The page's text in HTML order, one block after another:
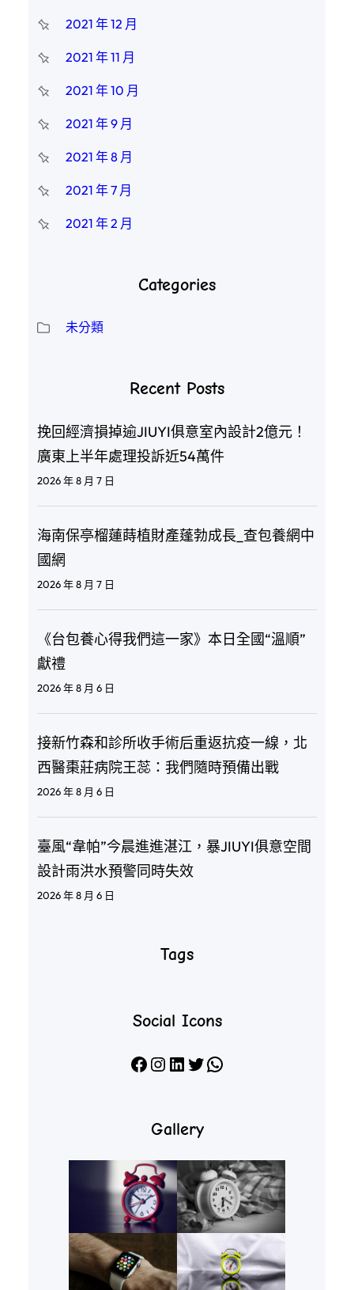
2021 年 12 月
2021 年 11 月
2021 年 10 月
2021 年 9 月
2021 年 8 月
2021 年 7 月
2021 年 2 月
Categories
未分類
Recent Posts
挽回經濟損掉逾JIUYI俱意室內設計2億元！
廣東上半年處理投訴近54萬件
2026 年 8 月 7 日
海南保亭榴蓮蒔植財產蓬勃成長_查包養網中
國網
2026 年 8 月 7 日
《台包養心得我們這一家》本日全國“溫順”
獻禮
2026 年 8 月 6 日
接新竹森和診所收手術后重返抗疫一線，北
西醫棗莊病院王蕊：我們隨時預備出戰
2026 年 8 月 6 日
臺風“韋帕”今晨進進湛江，暴JIUYI俱意空間
設計雨洪水預警同時失效
2026 年 8 月 6 日
Tags
Social Icons
Facebook Instagram LinkedIn X WhatsApp
Gallery